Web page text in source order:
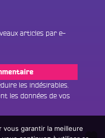
articles par e-
les indésirables.
les données de vos
garantir la meilleure